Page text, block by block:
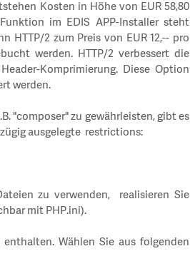
Kosten in Höhe von EUR 58,80
im EDIS APP-Installer steht
HTTP/2 zum Preis von EUR 12,-- pro
werden. HTTP/2 verbessert die
Komprimierung. Diese Option
werden.
"composer" zu gewährleisten, gibt es
ausgelegte restrictions:
zu verwenden, realisieren Sie
mit PHP.ini).
Wählen Sie aus folgenden